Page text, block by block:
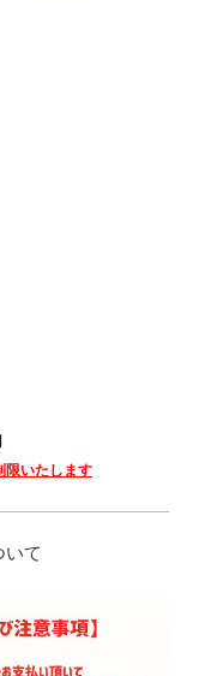
限いたします